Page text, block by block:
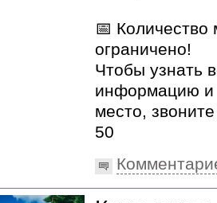
📅 Количество
ограничено!
Чтобы узнать
информацию и
место,
50